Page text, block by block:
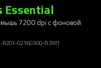
Essential
7200 dpi с фоновой
RZ01-02160300-R3M1